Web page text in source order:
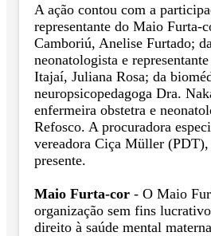
A ação contou com a
representante do Maio Furta-
Camboriú, Anelise Furtado;
neonatologista e
Itajaí, Juliana Rosa; da
neuropsicopedagoga Dra.
enfermeira obstetra e
Refosco. A procuradora
vereadora Ciça Müller (PDT),
presente.
Maio Furta-cor - O Maio
organização sem fins
direito à saúde mental